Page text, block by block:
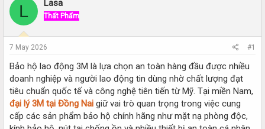
a
s
a
r
t
e
r
r
t
a
e
L Lasa
Thất Phẩm
7 May 2026 #1
Bảo hộ lao động 3M là lựa chọn an toàn hàng đầu được nhiều
doanh nghiệp và người lao động tin dùng nhờ chất lượng đạt
tiêu chuẩn quốc tế và công nghệ tiên tiến từ Mỹ. Tại miền Nam,
đại lý 3M tại Đồng Nai giữ vai trò quan trọng trong việc cung
cấp các sản phẩm bảo hộ chính hãng như mặt nạ phòng độc,